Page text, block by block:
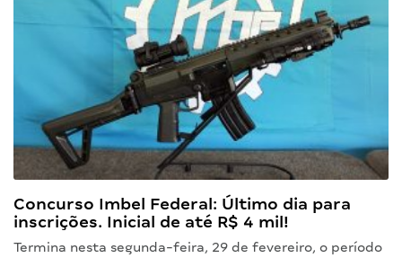
Concurso Imbel Federal: Último dia para
inscrições. Inicial de até R$ 4 mil!
Termina nesta segunda-feira, 29 de fevereiro, o período